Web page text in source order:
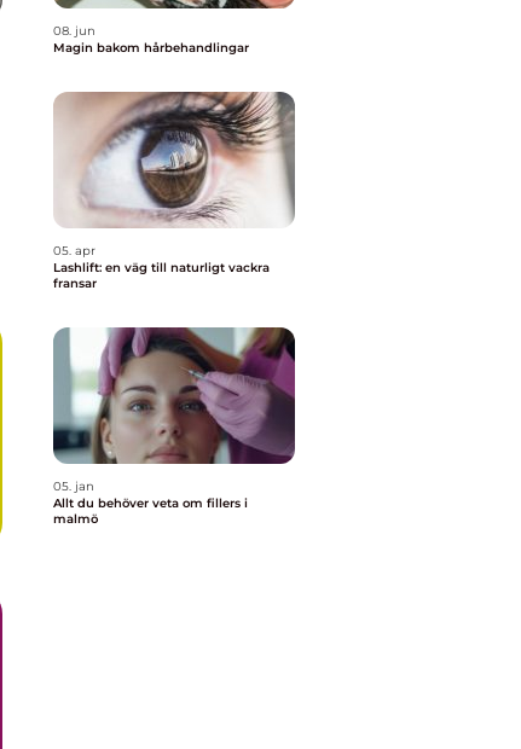
08. jun
Magin bakom hårbehandlingar
05. apr
Lashlift: en väg till naturligt vackra
fransar
05. jan
Allt du behöver veta om fillers i
malmö